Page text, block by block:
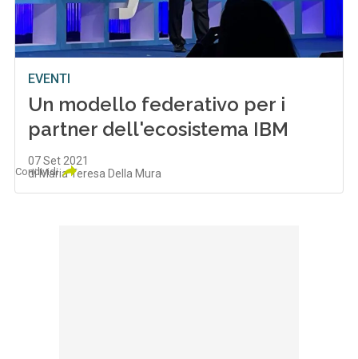
EVENTI
Un modello federativo per i
partner dell'ecosistema IBM
07 Set 2021
di Maria Teresa Della Mura
Condividi